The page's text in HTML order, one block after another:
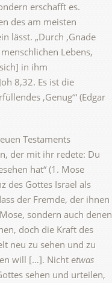
erschafft es.
des am meisten
lässt. „Durch ‚Gnade
Lebens,
in ihm
8,32. Es ist die
‚Genug‘“ (Edgar
Testaments
der mit ihr redete: Du
hat“ (1. Mose
des Gottes Israel als
der Fremde, der ihnen
sondern auch denen
doch die Kraft des
neu zu sehen und zu
will […]. Nicht etwas
sehen und urteilen,